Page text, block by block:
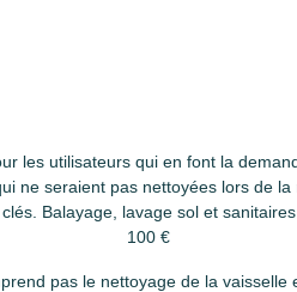
les utilisateurs qui en font la
ne seraient pas nettoyées lors de la
clés. Balayage, lavage sol et sanitaires
100 €
pas le nettoyage de la vaisselle